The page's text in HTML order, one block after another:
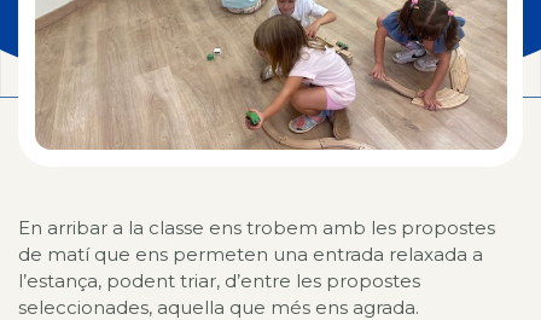
En arribar a la classe ens trobem amb les propostes
de matí que ens permeten una entrada relaxada a
l’estança, podent triar, d’entre les propostes
seleccionades, aquella que més ens agrada.